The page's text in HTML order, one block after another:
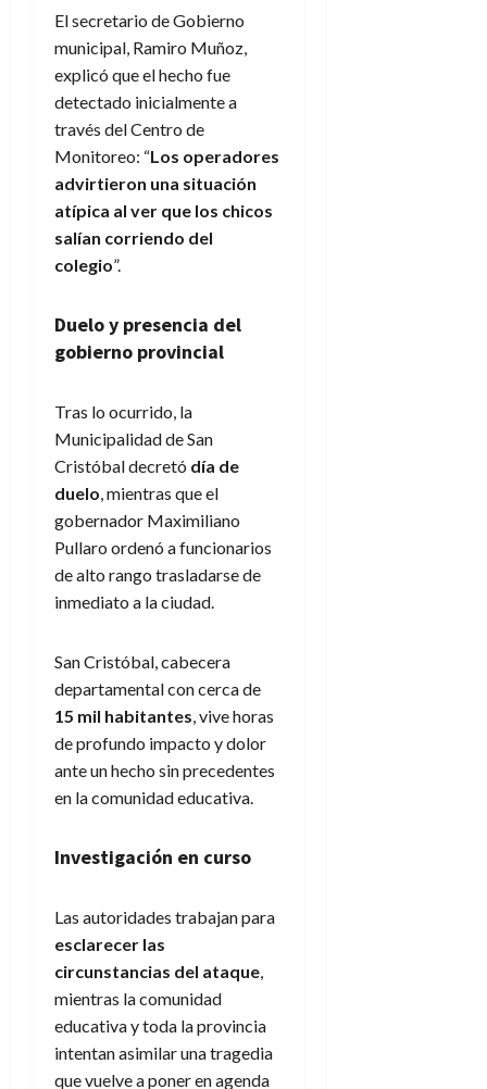
El secretario de Gobierno
municipal, Ramiro Muñoz,
explicó que el hecho fue
detectado inicialmente a
través del Centro de
Monitoreo: “Los operadores
advirtieron una situación
atípica al ver que los chicos
salían corriendo del
colegio”.
Duelo y presencia del
gobierno provincial
Tras lo ocurrido, la
Municipalidad de San
Cristóbal decretó día de
duelo, mientras que el
gobernador Maximiliano
Pullaro ordenó a funcionarios
de alto rango trasladarse de
inmediato a la ciudad.
San Cristóbal, cabecera
departamental con cerca de
15 mil habitantes, vive horas
de profundo impacto y dolor
ante un hecho sin precedentes
en la comunidad educativa.
Investigación en curso
Las autoridades trabajan para
esclarecer las
circunstancias del ataque,
mientras la comunidad
educativa y toda la provincia
intentan asimilar una tragedia
que vuelve a poner en agenda